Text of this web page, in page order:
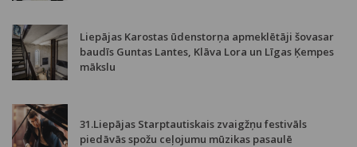
Liepājas Karostas ūdenstorņa apmeklētāji šovasar
baudīs Guntas Lantes, Klāva Lora un Līgas Ķempes
mākslu
31.Liepājas Starptautiskais zvaigžņu festivāls
piedāvās spožu ceļojumu mūzikas pasaulē